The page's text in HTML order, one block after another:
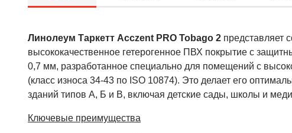
Линолеум Таркетт Acczent PRO Tobago 2 представляет
высококачественное гетерогенное ПВХ покрытие с
0,7 мм, разработанное специально для помещений с
(класс износа 34-43 по ISO 10874). Это делает его
зданий типов А, Б и В, включая детские сады, школы и
Ключевые преимущества